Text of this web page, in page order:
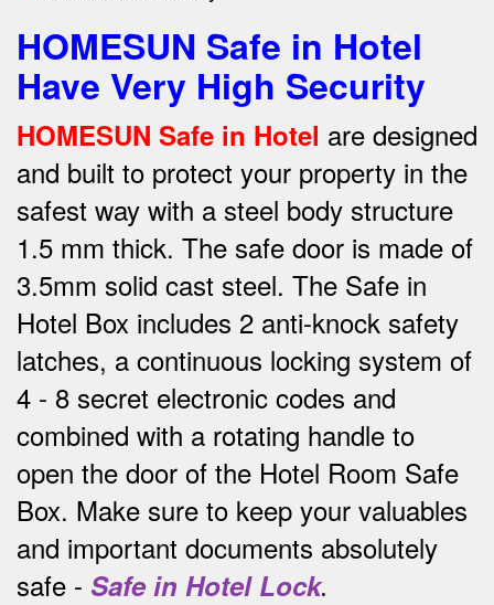
HOMESUN Safe in Hotel
Have Very High Security
HOMESUN Safe in Hotel are designed
and built to protect your property in the
safest way with a steel body structure
1.5 mm thick. The safe door is made of
3.5mm solid cast steel. The Safe in
Hotel Box includes 2 anti-knock safety
latches, a continuous locking system of
4 - 8 secret electronic codes and
combined with a rotating handle to
open the door of the Hotel Room Safe
Box. Make sure to keep your valuables
and important documents absolutely
safe - Safe in Hotel Lock.